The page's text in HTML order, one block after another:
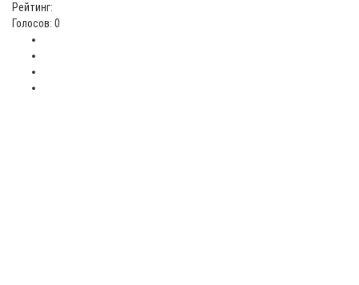
Рейтинг:
Голосов: 0